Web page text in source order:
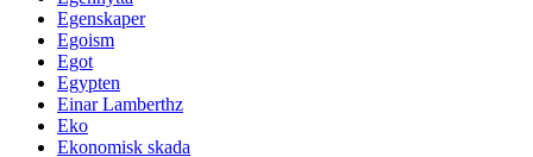
Egenskaper
Egoism
Egot
Egypten
Einar Lamberthz
Eko
Ekonomisk skada